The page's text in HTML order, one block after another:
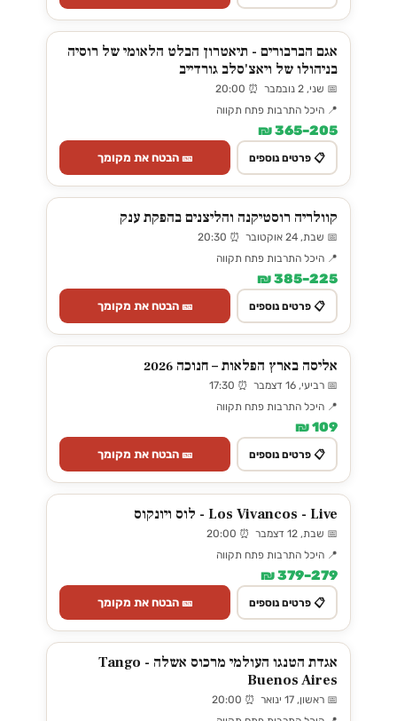
אגם הברבורים - תיאטרון הבלט הלאומי של רוסיה
בניהולו של ויאצ'סלב גורדייב
📅 שני, 2 נובמבר ⏰ 20:00
📍 היכל התרבות פתח תקווה
205–365 ₪
📋 פרטים נוספים 🎫 הבטח את מקומך
קוולריה רוסטיקנה והליצנים בהפקת ענק
📅 שבת, 24 אוקטובר ⏰ 20:30
📍 היכל התרבות פתח תקווה
225–385 ₪
📋 פרטים נוספים 🎫 הבטח את מקומך
אליסה בארץ הפלאות – חנוכה 2026
📅 רביעי, 16 דצמבר ⏰ 17:30
📍 היכל התרבות פתח תקווה
109 ₪
📋 פרטים נוספים 🎫 הבטח את מקומך
Los Vivancos - Live - לוס ויונקוס
📅 שבת, 12 דצמבר ⏰ 20:00
📍 היכל התרבות פתח תקווה
279–379 ₪
📋 פרטים נוספים 🎫 הבטח את מקומך
אגדת הטנגו העולמי מרכוס אשלה - Tango
Buenos Aires
📅 ראשון, 17 ינואר ⏰ 20:00